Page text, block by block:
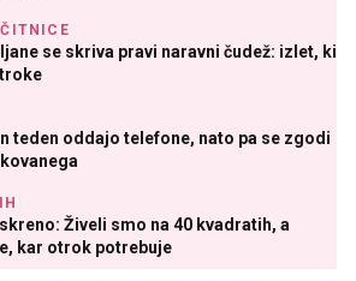
se skriva pravi naravni čudež: izlet, ki
teden oddajo telefone, nato pa se zgodi
Živeli smo na 40 kvadratih, a
kar otrok potrebuje